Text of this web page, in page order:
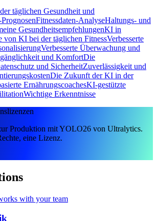
täglichen Gesundheit und
Fitnessdaten-AnalyseHaltungs- und
GesundheitsempfehlungenKI in
von KI bei der täglichen FitnessVerbesserte
Verbesserte Überwachung und
und KomfortDie
und SicherheitZuverlässigkeit und
Die Zukunft der KI in der
ErnährungscoachesKI-gestützte
Wichtige Erkenntnisse
Produktion mit YOLO26 von Ultralytics.
eine Lizenz.